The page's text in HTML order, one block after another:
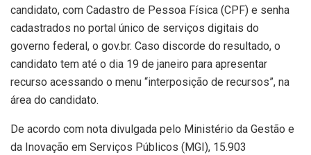
candidato, com Cadastro de Pessoa Física (CPF) e senha
cadastrados no portal único de serviços digitais do
governo federal, o gov.br. Caso discorde do resultado, o
candidato tem até o dia 19 de janeiro para apresentar
recurso acessando o menu “interposição de recursos”, na
área do candidato.
De acordo com nota divulgada pelo Ministério da Gestão e
da Inovação em Serviços Públicos (MGI), 15.903